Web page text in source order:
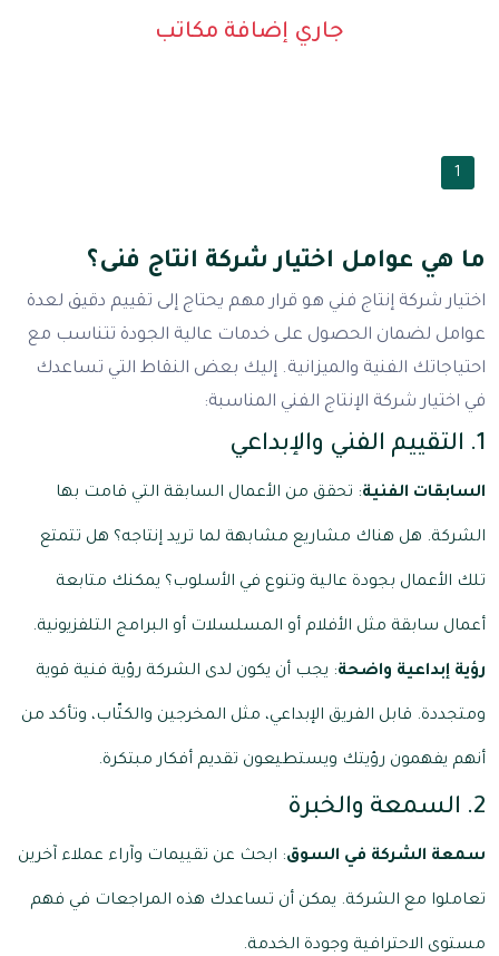
جاري إضافة مكاتب
1
ما هي عوامل اختيار شركة انتاج فنى؟
اختيار شركة إنتاج فني هو قرار مهم يحتاج إلى تقييم دقيق لعدة
عوامل لضمان الحصول على خدمات عالية الجودة تتناسب مع
احتياجاتك الفنية والميزانية. إليك بعض النقاط التي تساعدك
في اختيار شركة الإنتاج الفني المناسبة:
1. التقييم الفني والإبداعي
السابقات الفنية: تحقق من الأعمال السابقة التي قامت بها
الشركة. هل هناك مشاريع مشابهة لما تريد إنتاجه؟ هل تتمتع
تلك الأعمال بجودة عالية وتنوع في الأسلوب؟ يمكنك متابعة
أعمال سابقة مثل الأفلام أو المسلسلات أو البرامج التلفزيونية.
رؤية إبداعية واضحة: يجب أن يكون لدى الشركة رؤية فنية قوية
ومتجددة. قابل الفريق الإبداعي، مثل المخرجين والكتّاب، وتأكد من
أنهم يفهمون رؤيتك ويستطيعون تقديم أفكار مبتكرة.
2. السمعة والخبرة
سمعة الشركة في السوق: ابحث عن تقييمات وآراء عملاء آخرين
تعاملوا مع الشركة. يمكن أن تساعدك هذه المراجعات في فهم
مستوى الاحترافية وجودة الخدمة.